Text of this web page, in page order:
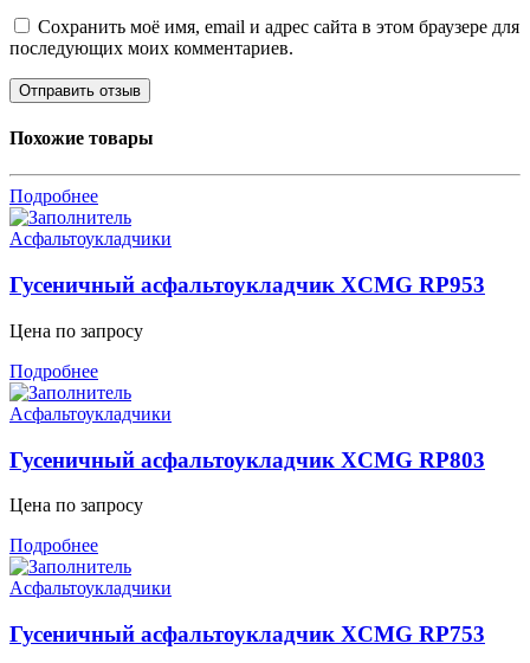
Сохранить моё имя, email и адрес сайта в этом браузере для
последующих моих комментариев.
Похожие товары
Подробнее
Асфальтоукладчики
Гусеничный асфальтоукладчик XCMG RP953
Цена по запросу
Подробнее
Асфальтоукладчики
Гусеничный асфальтоукладчик XCMG RP803
Цена по запросу
Подробнее
Асфальтоукладчики
Гусеничный асфальтоукладчик XCMG RP753